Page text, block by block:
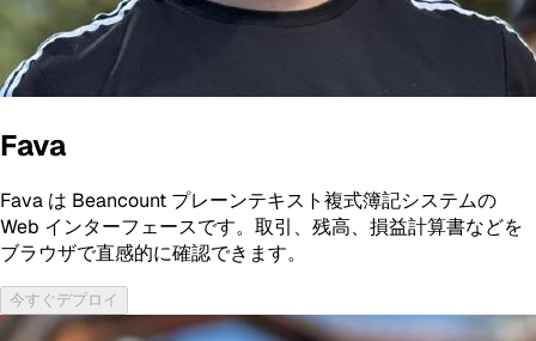
Fava
Fava は Beancount プレーンテキスト複式簿記システムの
Web インターフェースです。取引、残高、損益計算書などを
ブラウザで直感的に確認できます。
今すぐデプロイ